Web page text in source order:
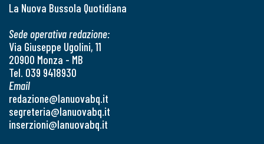
La Nuova Bussola Quotidiana
Sede operativa redazione:
Via Giuseppe Ugolini, 11
20900 Monza - MB
Tel. 039 9418930
Email
redazione@lanuovabq.it
segreteria@lanuovabq.it
inserzioni@lanuovabq.it